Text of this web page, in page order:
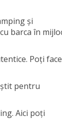
și
barca în
Poți face
pentru
Aici poți